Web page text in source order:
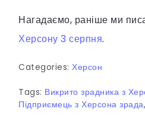
Нагадаємо, раніше ми
Херсону 3 серпня.
Categories: Херсон
Tags: Викрито зрадника з
Підприємець з Херсона зрада,